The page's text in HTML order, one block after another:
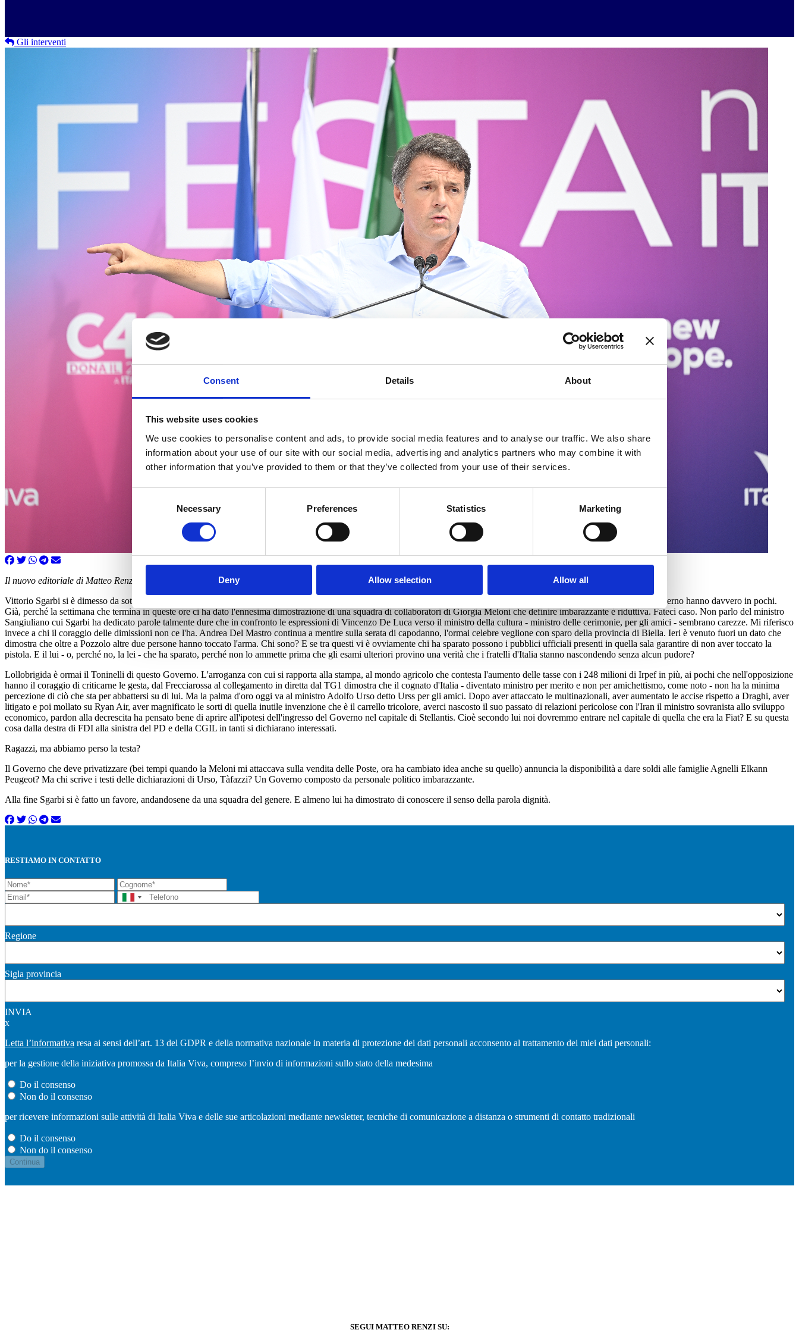
Consent Details About
This website uses cookies
We use cookies to personalise content and ads, to provide social media features and to analyse our traffic. We also share
information about your use of our site with our social media, advertising and analytics partners who may combine it with
other information that you’ve provided to them or that they’ve collected from your use of their services.
Necessary Preferences Statistics Marketing
Deny Allow selection Allow all
Gli interventi
Il nuovo editoriale di Matteo Renzi su Il Riformista del 3-02-2024
Vittorio Sgarbi si è dimesso da sottosegretario. Poteva farlo prima, forse. Ma lui lo ha fatto a differenza di altri del Governo. E noi gli riconosciamo una dignità che in questo Governo hanno davvero in pochi.
Già, perché la settimana che termina in queste ore ci ha dato l'ennesima dimostrazione di una squadra di collaboratori di Giorgia Meloni che definire imbarazzante è riduttiva. Fateci caso. Non parlo del ministro
Sangiuliano cui Sgarbi ha dedicato parole talmente dure che in confronto le espressioni di Vincenzo De Luca verso il ministro della cultura - ministro delle cerimonie, per gli amici - sembrano carezze. Mi riferisco
invece a chi il coraggio delle dimissioni non ce l'ha. Andrea Del Mastro continua a mentire sulla serata di capodanno, l'ormai celebre veglione con sparo della provincia di Biella. Ieri è venuto fuori un dato che
dimostra che oltre a Pozzolo altre due persone hanno toccato l'arma. Chi sono? E se tra questi vi è ovviamente chi ha sparato possono i pubblici ufficiali presenti in quella sala garantire di non aver toccato la
pistola. E il lui - o, perché no, la lei - che ha sparato, perché non lo ammette prima che gli esami ulteriori provino una verità che i fratelli d'Italia stanno nascondendo senza alcun pudore?
Lollobrigida è ormai il Toninelli di questo Governo. L'arroganza con cui si rapporta alla stampa, al mondo agricolo che contesta l'aumento delle tasse con i 248 milioni di Irpef in più, ai pochi che nell'opposizione
hanno il coraggio di criticarne le gesta, dal Frecciarossa al collegamento in diretta dal TG1 dimostra che il cognato d'Italia - diventato ministro per merito e non per amichettismo, come noto - non ha la minima
percezione di ciò che sta per abbattersi su di lui. Ma la palma d'oro oggi va al ministro Adolfo Urso detto Urss per gli amici. Dopo aver attaccato le multinazionali, aver aumentato le accise rispetto a Draghi, aver
litigato e poi mollato su Ryan Air, aver magnificato le sorti di quella inutile invenzione che è il carrello tricolore, averci nascosto il suo passato di relazioni pericolose con l'Iran il ministro sovranista allo sviluppo
economico, pardon alla decrescita ha pensato bene di aprire all'ipotesi dell'ingresso del Governo nel capitale di Stellantis. Cioè secondo lui noi dovremmo entrare nel capitale di quella che era la Fiat? E su questa
cosa dalla destra di FDI alla sinistra del PD e della CGIL in tanti si dichiarano interessati.
Ragazzi, ma abbiamo perso la testa?
Il Governo che deve privatizzare (bei tempi quando la Meloni mi attaccava sulla vendita delle Poste, ora ha cambiato idea anche su quello) annuncia la disponibilità a dare soldi alle famiglie Agnelli Elkann
Peugeot? Ma chi scrive i testi delle dichiarazioni di Urso, Tàfazzi? Un Governo composto da personale politico imbarazzante.
Alla fine Sgarbi si è fatto un favore, andandosene da una squadra del genere. E almeno lui ha dimostrato di conoscere il senso della parola dignità.
RESTIAMO IN CONTATTO
Regione
Sigla provincia
INVIA
x
Letta l’informativa resa ai sensi dell’art. 13 del GDPR e della normativa nazionale in materia di protezione dei dati personali acconsento al trattamento dei miei dati personali:
per la gestione della iniziativa promossa da Italia Viva, compreso l’invio di informazioni sullo stato della medesima
Do il consenso
Non do il consenso
per ricevere informazioni sulle attività di Italia Viva e delle sue articolazioni mediante newsletter, tecniche di comunicazione a distanza o strumenti di contatto tradizionali
Do il consenso
Non do il consenso
SEGUI MATTEO RENZI SU: